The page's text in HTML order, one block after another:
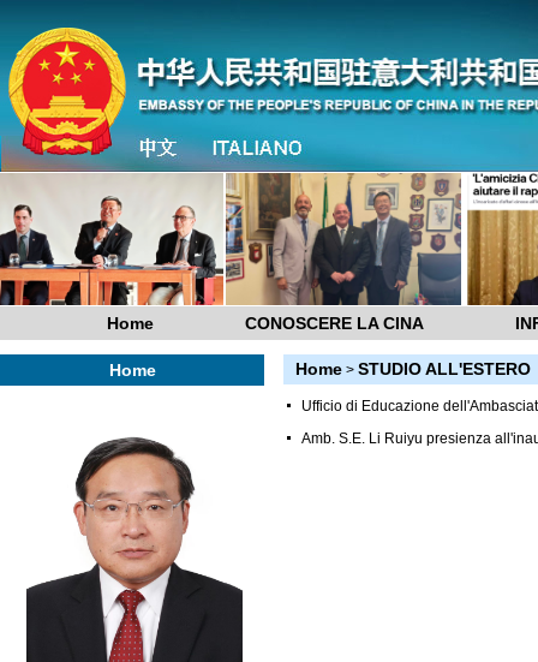
Home CONOSCERE LA CINA
Home Home > STUDIO ALL'ESTERO
Ufficio di Educazione
Amb. S.E. Li Ruiyu presienza